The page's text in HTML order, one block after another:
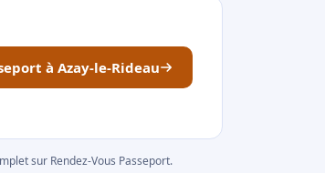
à Azay-le-Rideau
sur Rendez-Vous Passeport.